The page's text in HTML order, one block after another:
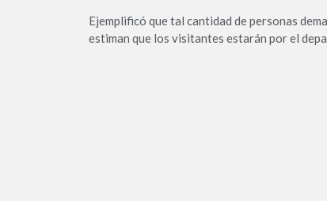
Ejemplificó que tal cantidad de personas
estiman que los visitantes estarán por el